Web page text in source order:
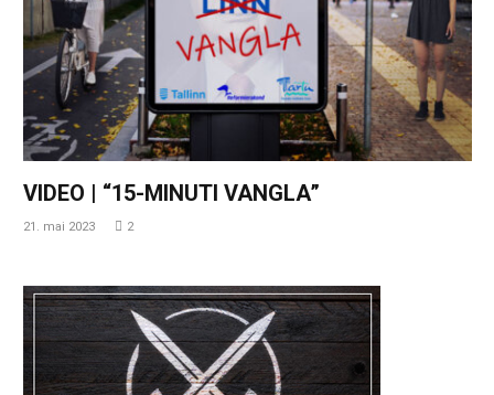
VIDEO | “15-MINUTI VANGLA”
21. mai 2023 2